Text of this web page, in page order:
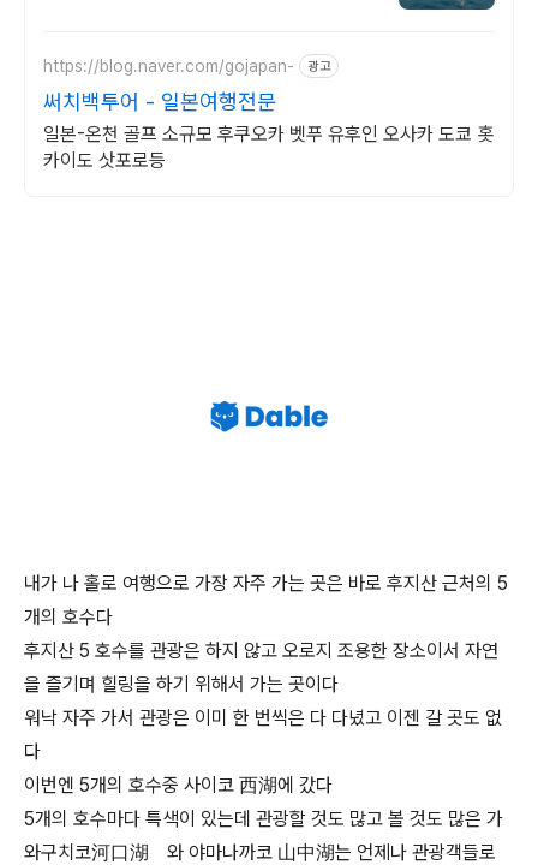
https://blog.naver.com/gojapan- 광고
써치백투어 - 일본여행전문
일본-온천 골프 소규모 후쿠오카 벳푸 유후인 오사카 도쿄 홋
카이도 삿포로등
내가 나 홀로 여행으로 가장 자주 가는 곳은 바로 후지산 근처의 5
개의 호수다
후지산 5 호수를 관광은 하지 않고 오로지 조용한 장소이서 자연
을 즐기며 힐링을 하기 위해서 가는 곳이다
워낙 자주 가서 관광은 이미 한 번씩은 다 다녔고 이젠 갈 곳도 없
다
이번엔 5개의 호수중 사이코 西湖에 갔다
5개의 호수마다 특색이 있는데 관광할 것도 많고 볼 것도 많은 가
와구치코河口湖 와 야마나까코 山中湖는 언제나 관광객들로